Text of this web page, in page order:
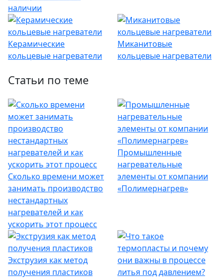
наличии
Керамические
кольцевые нагреватели
Миканитовые
кольцевые нагреватели
Статьи по теме
Сколько времени может
занимать производство
нестандартных
нагревателей и как
ускорить этот процесс
Промышленные
нагревательные
элементы от компании
«Полимернагрев»
Экструзия как метод
получения пластиков